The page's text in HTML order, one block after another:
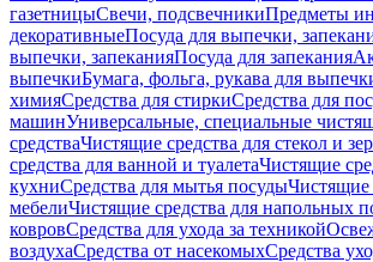
газетницыСвечи, подсвечникиПредметы
декоративныеПосуда для выпечки,
выпечки, запеканияПосуда для запекания
выпечкиБумага, фольга, рукава для
химияСредства для стиркиСредства для
машинУниверсальные, специальные
средстваЧистящие средства для стекол и
средства для ванной и туалетаЧистящие
кухниСредства для мытья посудыЧистящие
мебелиЧистящие средства для напольных
ковровСредства для ухода за техникой
воздухаСредства от насекомыхСредства